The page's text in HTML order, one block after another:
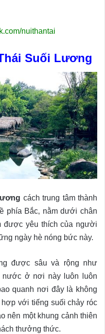
nuithantai
Suối Lương
cách trung tâm thành
phía Bắc, nằm dưới chân
được yêu thích của người
ngày hè nóng bức này.
được sâu và rộng như
nước ở nơi này luôn luôn
quanh nơi đây là không
với tiếng suối chảy róc
nên một khung cảnh thiên
thưởng thức.